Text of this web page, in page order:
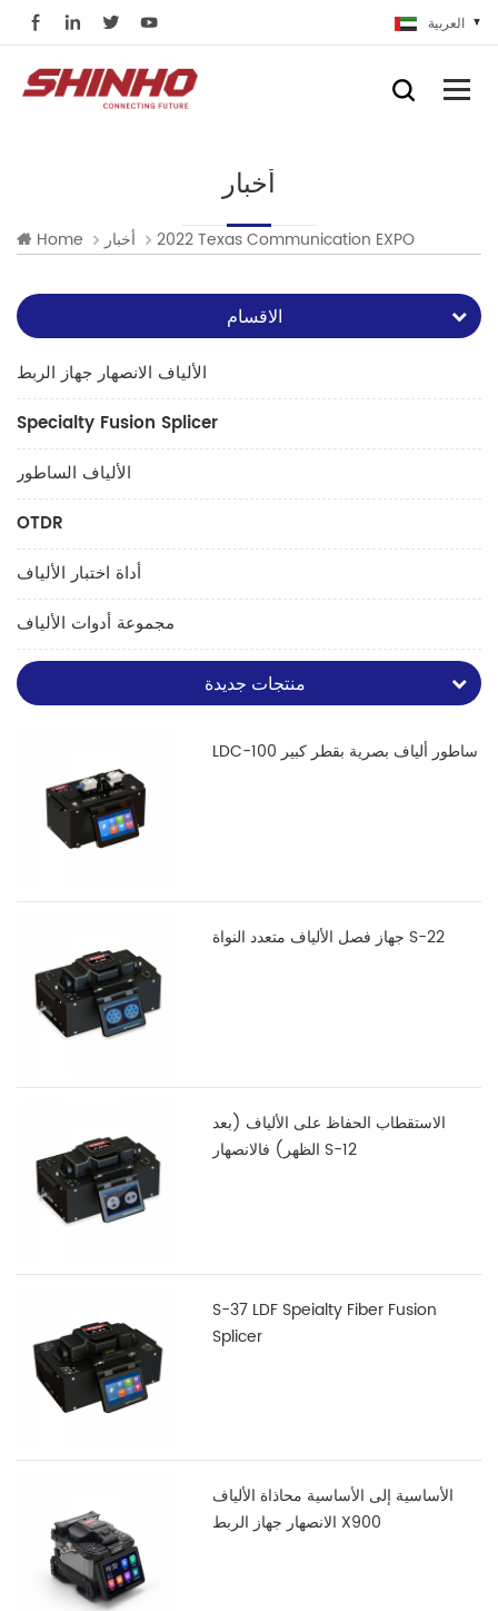
العربية
أخبار
Home أخبار 2022 Texas Communication EXPO
الاقسام
الألياف الانصهار جهاز الربط
Specialty Fusion Splicer
الألياف الساطور
OTDR
أداة اختبار الألياف
مجموعة أدوات الألياف
منتجات جديدة
LDC-100 ساطور ألياف بصرية بقطر كبير
جهاز فصل الألياف متعدد النواة S-22
الاستقطاب الحفاظ على الألياف (بعد
الظهر) فالانصهار S-12
S-37 LDF Speialty Fiber Fusion
Splicer
الأساسية إلى الأساسية محاذاة الألياف
الانصهار جهاز الربط X900